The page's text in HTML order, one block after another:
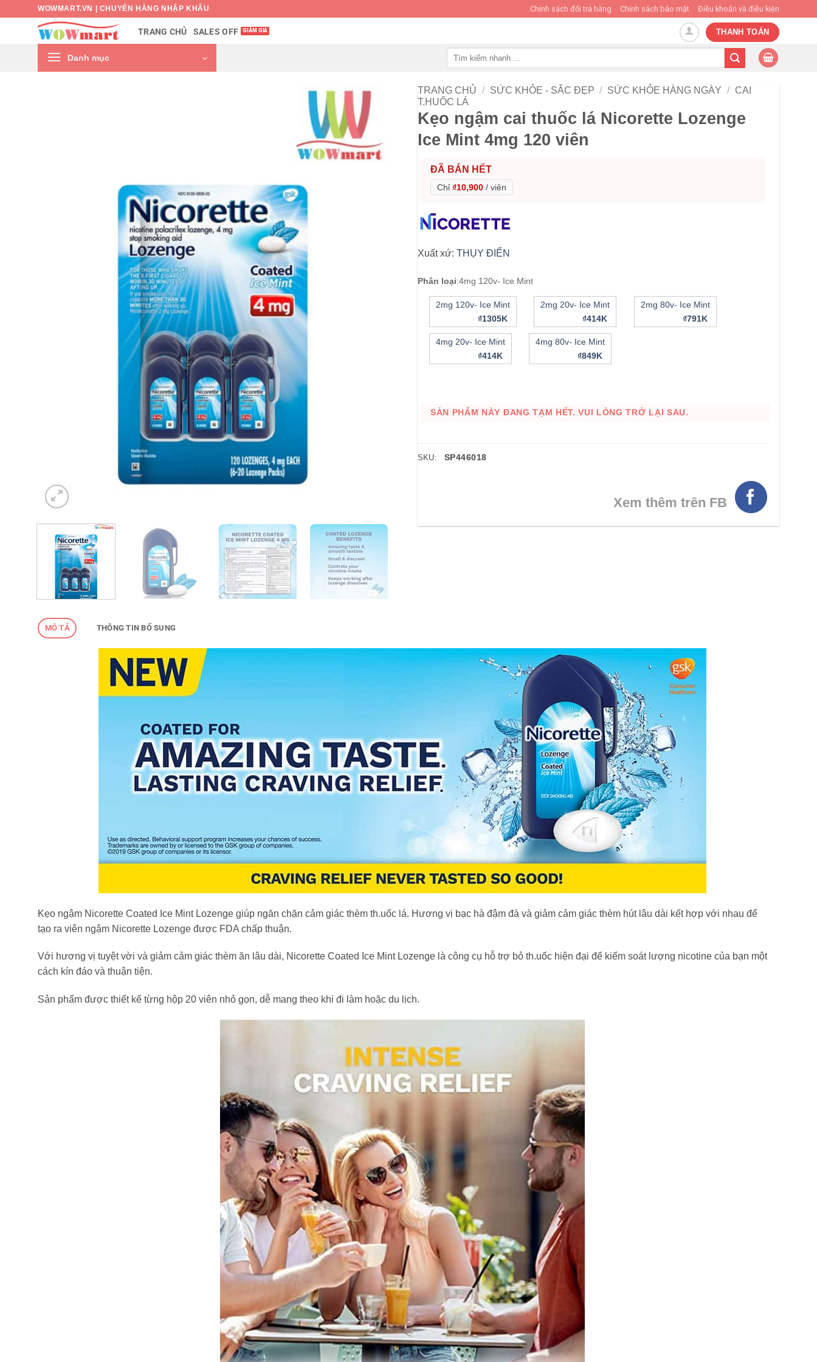
WOWMART.VN | CHUYÊN HÀNG NHẬP KHẨU Chính sách đổi trả hàng Chính sách bảo mật Điều khoản và điều kiện
TRANG CHỦ SALES OFF THANH TOÁN
Danh mục
HÌNH THẬT
TRANG CHỦ / SỨC KHỎE - SẮC ĐẸP / SỨC KHỎE HÀNG NGÀY / CAI
T.HUỐC LÁ
Kẹo ngậm cai thuốc lá Nicorette Lozenge
Ice Mint 4mg 120 viên
ĐÃ BÁN HẾT
Chỉ ₫10,900 / viên
Xuất xứ: THỤY ĐIỂN
Phân loại:4mg 120v- Ice Mint
2mg 120v- Ice Mint
₫1305K
2mg 20v- Ice Mint
₫414K
2mg 80v- Ice Mint
₫791K
4mg 20v- Ice Mint
₫414K
4mg 80v- Ice Mint
₫849K
SẢN PHẨM NÀY ĐANG TẠM HẾT. VUI LÒNG TRỞ LẠI SAU.
SKU: SP446018
Xem thêm trên FB
MÔ TẢ THÔNG TIN BỔ SUNG
Kẹo ngậm Nicorette Coated Ice Mint Lozenge giúp ngăn chặn cảm giác thèm th.uốc lá. Hương vị bạc hà đậm đà và giảm cảm giác thèm hút lâu dài kết hợp với nhau để
tạo ra viên ngậm Nicorette Lozenge được FDA chấp thuận.
Với hương vị tuyệt vời và giảm cảm giác thèm ăn lâu dài, Nicorette Coated Ice Mint Lozenge là công cụ hỗ trợ bỏ th.uốc hiện đại để kiểm soát lượng nicotine của bạn một
cách kín đáo và thuận tiện.
Sản phẩm được thiết kế từng hộp 20 viên nhỏ gọn, dễ mang theo khi đi làm hoặc du lịch.